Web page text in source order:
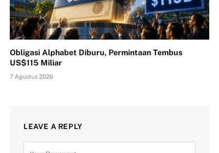
Obligasi Alphabet Diburu, Permintaan Tembus
US$115 Miliar
7 Agustus 2026
LEAVE A REPLY